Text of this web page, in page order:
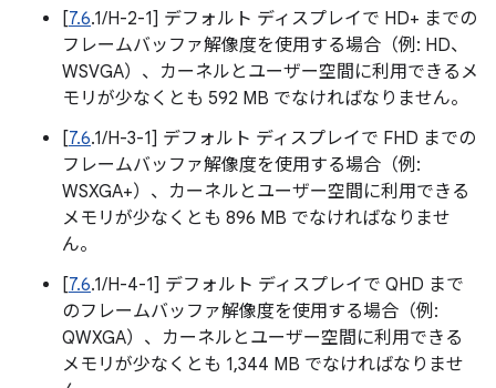
[7.6.1/H-2-1] デフォルト ディスプレイで HD+ までの
フレームバッファ解像度を使用する場合（例: HD、
WSVGA）、カーネルとユーザー空間に利用できるメ
モリが少なくとも 592 MB でなければなりません。
[7.6.1/H-3-1] デフォルト ディスプレイで FHD までの
フレームバッファ解像度を使用する場合（例:
WSXGA+）、カーネルとユーザー空間に利用できる
メモリが少なくとも 896 MB でなければなりませ
ん。
[7.6.1/H-4-1] デフォルト ディスプレイで QHD まで
のフレームバッファ解像度を使用する場合（例:
QWXGA）、カーネルとユーザー空間に利用できる
メモリが少なくとも 1,344 MB でなければなりませ